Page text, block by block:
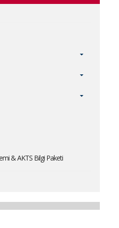
& AKTS Bilgi Paketi